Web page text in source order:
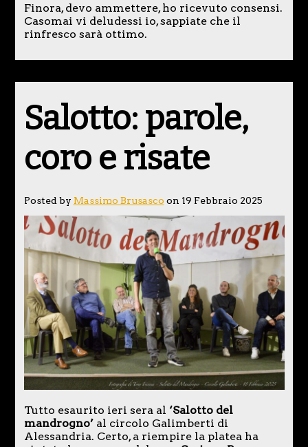
Finora, devo ammettere, ho ricevuto consensi.
Casomai vi deludessi io, sappiate che il
rinfresco sarà ottimo.
Salotto: parole,
coro e risate
Posted by Massimo Brusasco on 19 Febbraio 2025
Tutto esaurito ieri sera al ‘Salotto del
mandrogno’al circolo Galimberti di
Alessandria. Certo, a riempire la platea ha